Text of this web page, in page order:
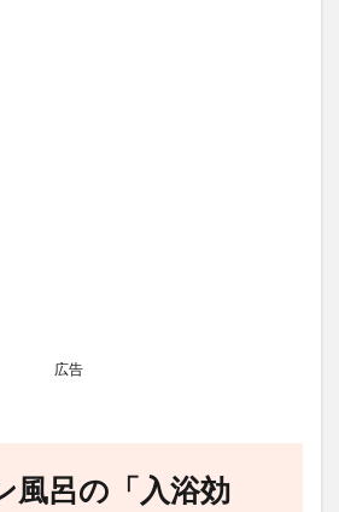
広告
風呂の「入浴効